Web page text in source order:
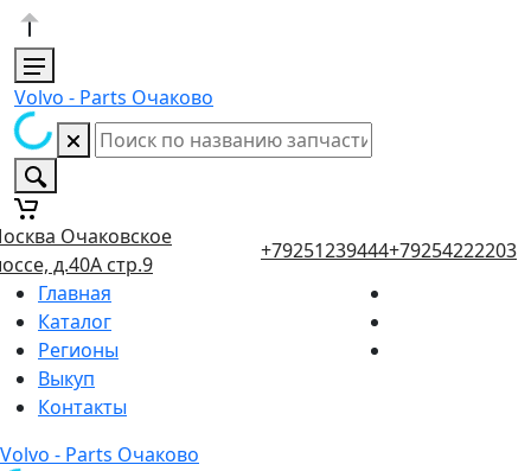
Volvo - Parts Очаково
Очаковское
д.40А стр.9
+79251239444+79254222203
Главная
Каталог
Регионы
Выкуп
Контакты
Volvo - Parts Очаково